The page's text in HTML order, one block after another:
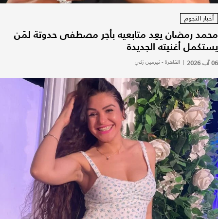
أخبار النجوم
محمد رمضان يعِد متابعيه بأجر مصطفى حدوتة لمَن
يستكمل أغنيته الجديدة
06 آب 2026 | القاهرة - نيرمين زكي